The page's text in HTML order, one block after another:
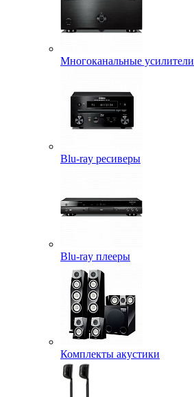
Многоканальные усилители
Blu-ray ресиверы
Blu-ray плееры
Комплекты акустики